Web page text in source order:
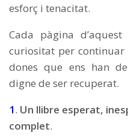
esforç i tenacitat.
Cada pàgina
curiositat per continuar
dones que ens han
digne de ser recuperat.
1. Un llibre esperat,
complet.